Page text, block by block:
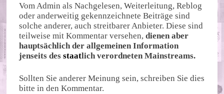
Vom Admin als Nachgelesen, Weiterleitung, Reblog
oder anderweitig gekennzeichnete Beiträge sind
solche anderer, auch streitbarer Anbieter. Diese sind
teilweise mit Kommentar versehen,dienen aber
hauptsächlich der allgemeinen Information
jenseits desstaatlich verordneten Mainstreams.
Sollten Sie anderer Meinung sein, schreiben Sie dies
bitte in den Kommentar.